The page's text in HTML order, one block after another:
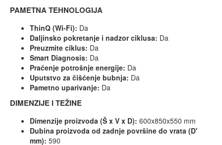
PAMETNA TEHNOLOGIJA
ThinQ (Wi-Fi): Da
Daljinsko pokretanje i nadzor ciklusa: Da
Preuzmite ciklus: Da
Smart Diagnosis: Da
Praćenje potrošnje energije: Da
Uputstvo za čišćenje bubnja: Da
Pametno uparivanje: Da
DIMENZIJE I TEŽINE
Dimenzije proizvoda (Š x V x D): 600x850x550 mm
Dubina proizvoda od zadnje površine do vrata (D'
mm): 590